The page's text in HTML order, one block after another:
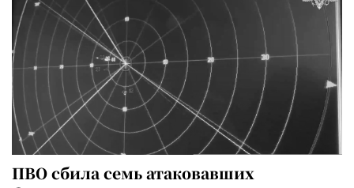
ПВО сбила семь атаковавших